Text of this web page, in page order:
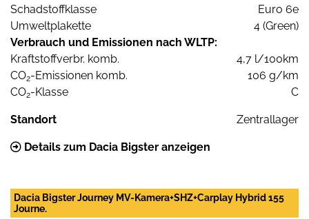
Schadstoffklasse
Euro 6e
Umweltplakette
4 (Green)
Verbrauch und Emissionen nach WLTP:
Kraftstoffverbr. komb.
4,7 l/100km
CO2-Emissionen komb.
106 g/km
CO2-Klasse C
Standort Zentrallager
Details zum Dacia Bigster anzeigen
Dacia Bigster Journey MV-Kamera+SHZ+Carplay Hybrid 155
Journe.